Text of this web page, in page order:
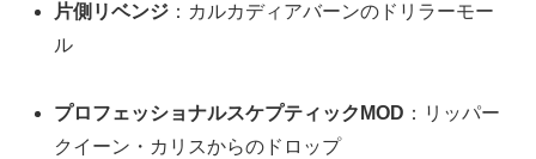
片側リベンジ ：カルカディアバーンのドリラーモー
ル
プロフェッショナルスケプティックMOD ：リッパー
クイーン・カリスからのドロップ